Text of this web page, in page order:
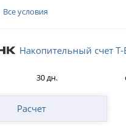
Все условия
Накопительный счет Т-
30 дн.
Расчет